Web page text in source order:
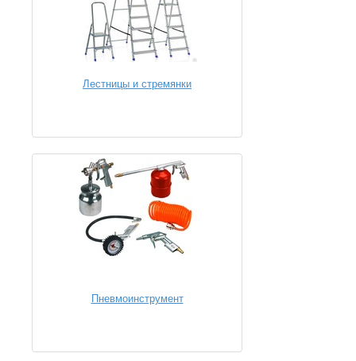
Лестницы и стремянки
Пневмоинструмент